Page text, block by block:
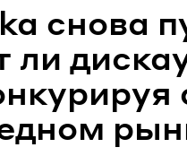
снова
ли